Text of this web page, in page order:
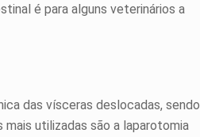
é para alguns veterinários a
das vísceras deslocadas, sendo
utilizadas são a laparotomia